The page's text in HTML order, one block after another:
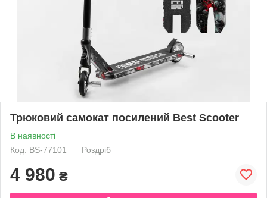
Трюковий самокат посилений Best Scooter
В наявності
Код: BS-77101
Роздріб
4 980 ₴